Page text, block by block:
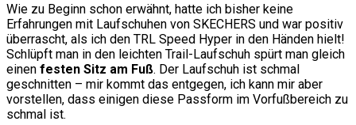
Wie zu Beginn schon erwähnt, hatte ich bisher keine
Erfahrungen mit Laufschuhen von SKECHERS und war positiv
überrascht, als ich den TRL Speed Hyper in den Händen hielt!
Schlüpft man in den leichten Trail-Laufschuh spürt man gleich
einen festen Sitz am Fuß. Der Laufschuh ist schmal
geschnitten – mir kommt das entgegen, ich kann mir aber
vorstellen, dass einigen diese Passform im Vorfußbereich zu
schmal ist.